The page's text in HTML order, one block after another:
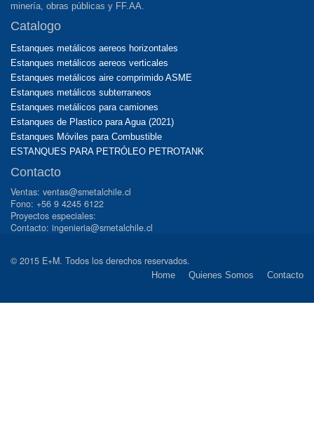
minería, obras públicas y FF.AA.
Catalogo
Estanques metálicos aereos horizontales
Estanques metálicos aereos verticales
Estanques metálicos aire comprimido ASME
Estanques metálicos subterraneos
Estanques metálicos para camiones
Estanques de Plastico para Agua (2021)
Estanques Móviles para Combustible
ESTANQUES PARA PETRÓLEO PETROTANK
Contacto
Ventas: ventas@smetalchile.cl
Fono: +56 9 4245 6122
Proyectos especiales:
Contacto: ingenieria@smetalchile.cl
© 2015 E+M. Todos los derechos reservados.
Home Quienes Somos Contacto